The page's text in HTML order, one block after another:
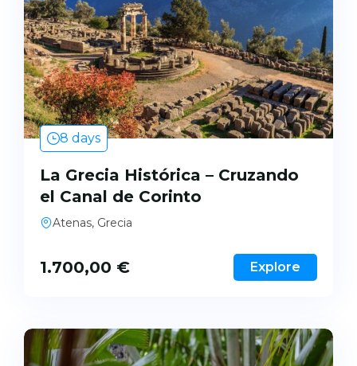
8 days
La Grecia Histórica – Cruzando
el Canal de Corinto
Atenas, Grecia
1.700,00 € Explore